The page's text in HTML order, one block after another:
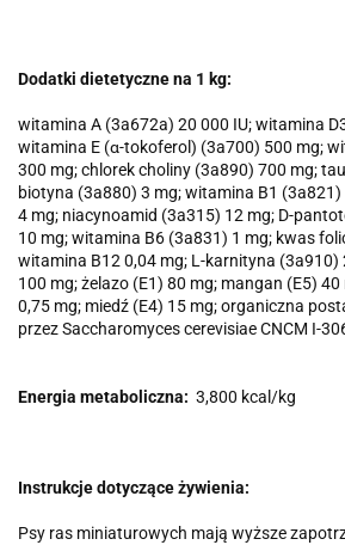
Dodatki dietetyczne na 1 kg:
witamina A (3a672a) 20 000 IU; witamina
witamina E (α-tokoferol) (3a700) 500 mg;
300 mg; chlorek choliny (3a890) 700 mg;
biotyna (3a880) 3 mg; witamina B1
4 mg; niacynoamid (3a315) 12 mg; D-
10 mg; witamina B6 (3a831) 1 mg; kwas
witamina B12 0,04 mg; L-karnityna (3a910)
100 mg; żelazo (E1) 80 mg; mangan (E5)
0,75 mg; miedź (E4) 15 mg; organiczna
przez Saccharomyces cerevisiae CNCM I-
Energia metaboliczna: 3,800 kcal/kg
Instrukcje dotyczące żywienia:
Psy ras miniaturowych mają wyższe